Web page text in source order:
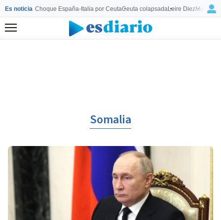
Es noticia Choque España-Italia por CeutaCeuta colapsadaLeire Diez
Menú
Somalia